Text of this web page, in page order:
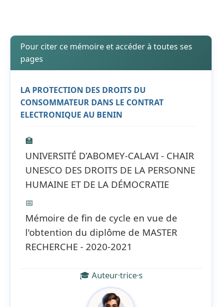
Pour citer ce mémoire et accéder à toutes ses
pages
LA PROTECTION DES DROITS DU
CONSOMMATEUR DANS LE CONTRAT
ELECTRONIQUE AU BENIN
🏫
UNIVERSITÉ D’ABOMEY-CALAVI - CHAIR
UNESCO DES DROITS DE LA PERSONNE
HUMAINE ET DE LA DÉMOCRATIE
📅
Mémoire de fin de cycle en vue de
l'obtention du diplôme de MASTER
RECHERCHE - 2020-2021
🎓 Auteur·trice·s